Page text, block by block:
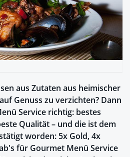
aus Zutaten aus heimischer
Genuss zu verzichten? Dann
Service richtig: bestes
Qualität – und die ist dem
worden: 5x Gold, 4x
für Gourmet Menü Service